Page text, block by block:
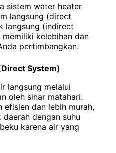
sistem water heater
langsung (direct
langsung (indirect
kelebihan dan
pertimbangkan.
System)
langsung melalui
oleh sinar matahari.
efisien dan lebih murah,
dengan suhu
karena air yang